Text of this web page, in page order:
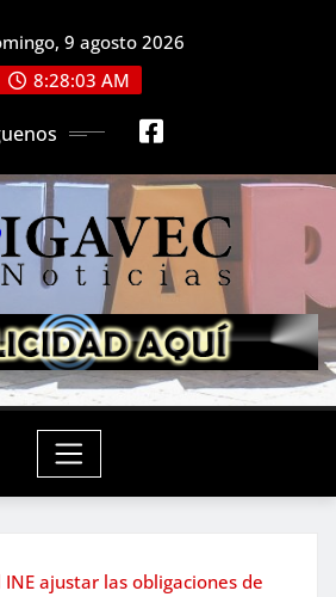
9 agosto 2026
8:28:05 AM
INE ajustar las obligaciones de